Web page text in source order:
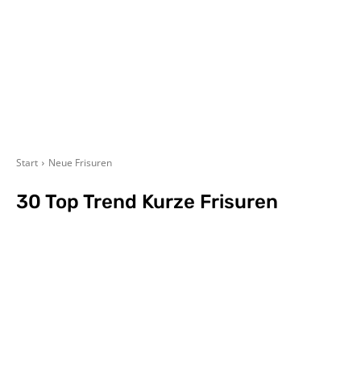
Start Neue Frisuren
30 Top Trend Kurze Frisuren